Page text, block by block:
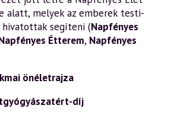
alatt, melyek az emberek testi-
segíteni (Napfényes
Étterem, Napfényes
önéletrajza
díj